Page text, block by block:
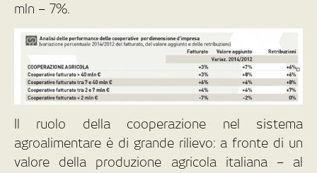
mln – 7%.
Il ruolo della cooperazione nel sistema
agroalimentare è di grande rilievo: a fronte di un
valore della produzione agricola italiana – al